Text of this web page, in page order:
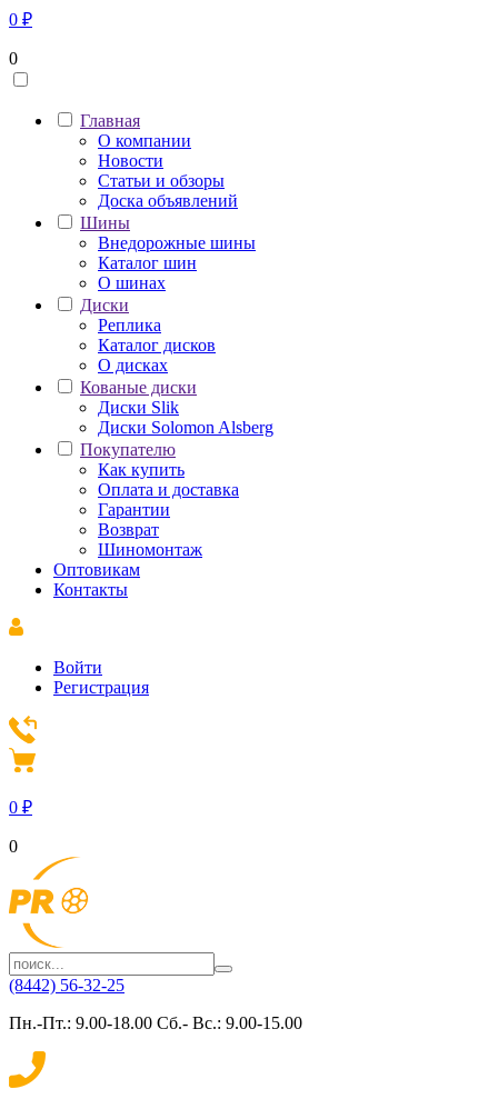
0 ₽
0
Главная
О компании
Новости
Статьи и обзоры
Доска объявлений
Шины
Внедорожные шины
Каталог шин
О шинах
Диски
Реплика
Каталог дисков
О дисках
Кованые диски
Диски Slik
Диски Solomon Alsberg
Покупателю
Как купить
Оплата и доставка
Гарантии
Возврат
Шиномонтаж
Оптовикам
Контакты
Войти
Регистрация
0 ₽
0
(8442) 56-32-25
Пн.-Пт.: 9.00-18.00 Сб.- Вс.: 9.00-15.00